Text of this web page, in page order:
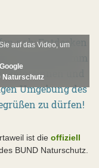
auf das Video, um
Naturschutz
nah: Entdecken
und
Umgebung des
zu dürfen!
ist die offiziell
BUND Naturschutz.